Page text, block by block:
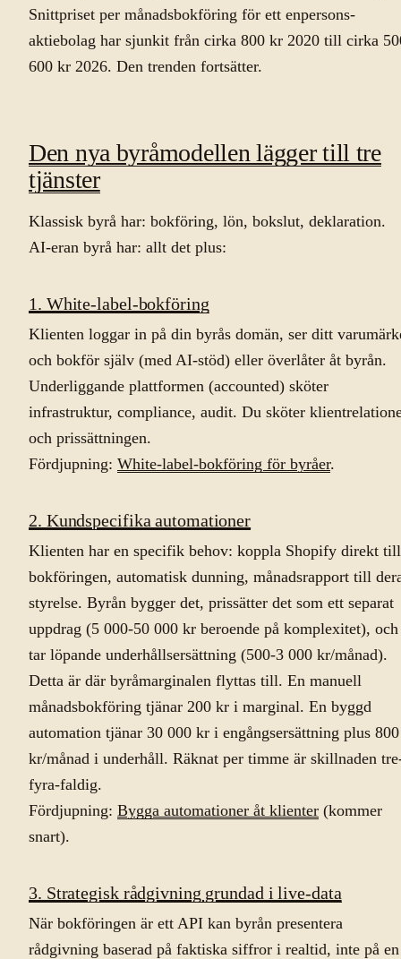
Snittpriset per månadsbokföring för ett enpersons-
aktiebolag har sjunkit från cirka 800 kr 2020 till cirka
600 kr 2026. Den trenden fortsätter.
Den nya byråmodellen lägger till tre
tjänster
Klassisk byrå har: bokföring, lön, bokslut, deklaration.
AI-eran byrå har: allt det plus:
1. White-label-bokföring
Klienten loggar in på din byrås domän, ser ditt
och bokför själv (med AI-stöd) eller överlåter åt byrån.
Underliggande plattformen (accounted) sköter
infrastruktur, compliance, audit. Du sköter
och prissättningen.
Fördjupning: White-label-bokföring för byråer.
2. Kundspecifika automationer
Klienten har en specifik behov: koppla Shopify direkt till
bokföringen, automatisk dunning, månadsrapport till
styrelse. Byrån bygger det, prissätter det som ett separat
uppdrag (5 000-50 000 kr beroende på komplexitet), och
tar löpande underhållsersättning (500-3 000 kr/månad).
Detta är där byråmarginalen flyttas till. En manuell
månadsbokföring tjänar 200 kr i marginal. En byggd
automation tjänar 30 000 kr i engångsersättning plus 800
kr/månad i underhåll. Räknat per timme är skillnaden
fyra-faldig.
Fördjupning: Bygga automationer åt klienter (kommer
snart).
3. Strategisk rådgivning grundad i live-data
När bokföringen är ett API kan byrån presentera
rådgivning baserad på faktiska siffror i realtid, inte på en